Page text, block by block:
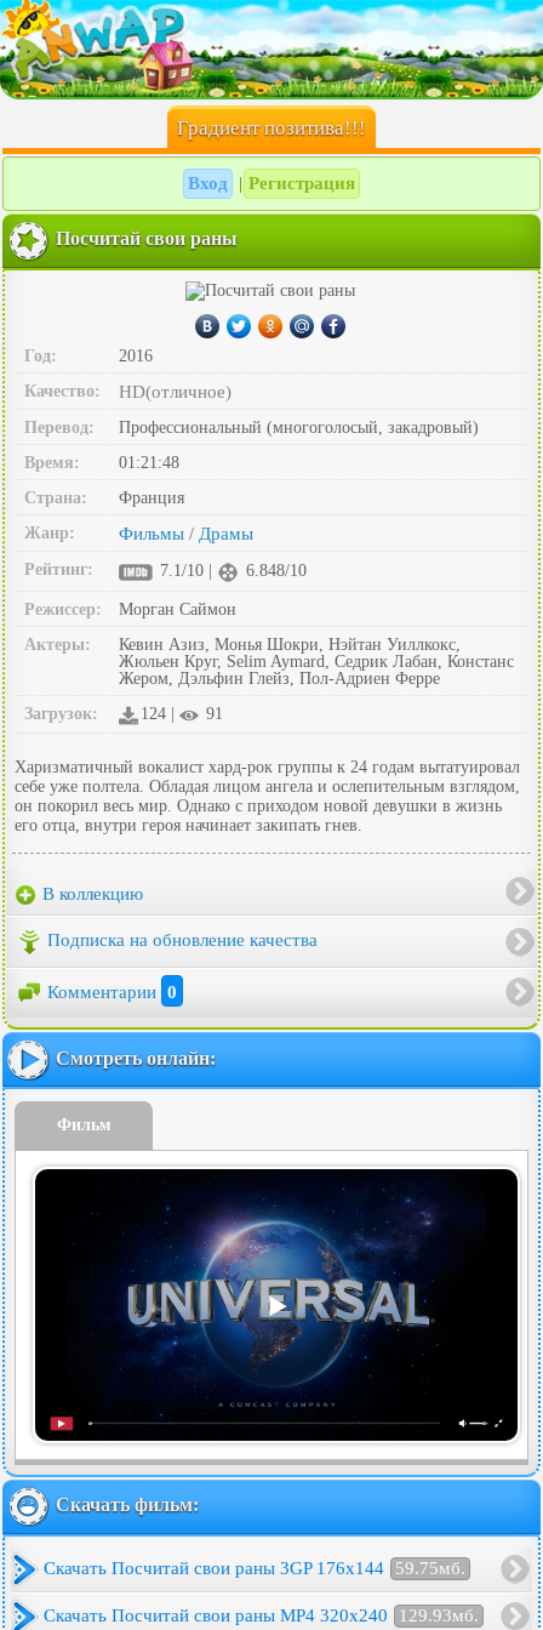
Градиент позитива!!!
Вход Регистрация
Посчитай свои раны
Год:
2016
Качество:
HD(отличное)
Перевод:
Профессиональный (многоголосый, закадровый)
Время:
01:21:48
Страна:
Франция
Жанр:
Фильмы / Драмы
Рейтинг: 7.1/10 | 6.848/10
Режиссер:
Морган Саймон
Актеры:
Кевин Азиз, Монья Шокри, Нэйтан Уиллкокс,
Жюльен Круг, Selim Aymard, Седрик Лабан, Констанс
Жером, Дэльфин Глейз, Пол-Адриен Ферре
Загрузок:
124 | 91
Харизматичный вокалист хард-рок группы к 24 годам вытатуировал
себе уже полтела. Обладая лицом ангела и ослепительным взглядом,
он покорил весь мир. Однако с приходом новой девушки в жизнь
его отца, внутри героя начинает закипать гнев.
В коллекцию
Подписка на обновление качества
Комментарии 0
Смотреть онлайн:
Фильм
Скачать фильм:
Скачать Посчитай свои раны 3GP 176x144 59.75мб.
Скачать Посчитай свои раны MP4 320x240 129.93мб.